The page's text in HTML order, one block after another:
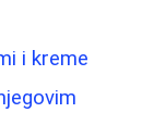
i kreme